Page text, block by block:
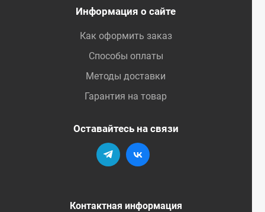
Информация о сайте
Как оформить заказ
Способы оплаты
Методы доставки
Гарантия на товар
Оставайтесь на связи
Контактная информация